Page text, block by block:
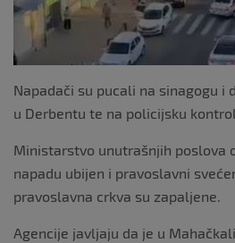
Napadači su pucali na sinagogu i
u Derbentu te na policijsku
Ministarstvo unutrašnjih poslova
napadu ubijen i pravoslavni
pravoslavna crkva su zapaljene.
Agencije javljaju da je u